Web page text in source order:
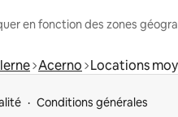
en fonction des zones
Acerno Locations
Conditions générales